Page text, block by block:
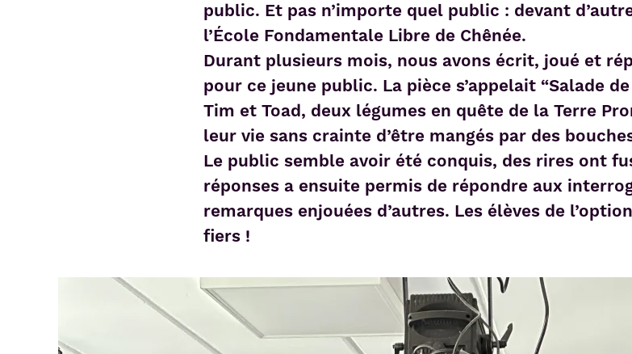
public. Et pas n’importe quel public : devant
l’École Fondamentale Libre de Chênée.
Durant plusieurs mois, nous avons écrit, joué et
pour ce jeune public. La pièce s’appelait “Salade
Tim et Toad, deux légumes en quête de la Terre
leur vie sans crainte d’être mangés par des
Le public semble avoir été conquis, des rires ont
réponses a ensuite permis de répondre aux
remarques enjouées d’autres. Les élèves de
fiers !